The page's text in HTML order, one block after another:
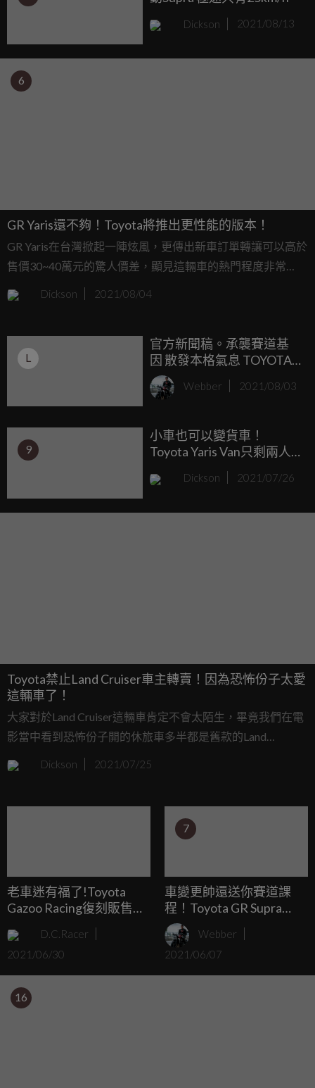
Dickson 2021/08/13
6
GR Yaris還不夠！Toyota將推出更性能的版本！
GR Yaris在台灣掀起一陣炫風，更傳出新車訂單轉讓可以高於
售價30~40萬元的驚人價差，顯見這輛車的熱門程度非常
高，但Toyota並不滿足於現狀，GR Yaris並不是這輛車最性能
化的版本，近日外媒在Nurburgring紐伯林賽道上捕捉到另一
更強大版本，很可能會命名為GR Yaris Extreme或者是Yaris
GRMN。
Dickson 2021/08/04
L
官方新聞稿。承襲賽道基
因 散發本格氣息 TOYOTA
GR YARIS 剽悍登場
Webber 2021/08/03
9
小車也可以變貨車！
Toyota Yaris Van只剩兩人
Dickson 2021/07/26
Toyota禁止Land Cruiser車主轉賣！因為恐怖份子太愛
這輛車了！
大家對於Land Cruiser這輛車肯定不會太陌生，畢竟我們在電
影當中看到恐怖份子開的休旅車多半都是舊款的Land
Cruiser，在真實世界當中也是真的如此，恐怖份子太愛這輛
車，愛到Toyota現在進行改款之後宣布車主購買的時候要簽
Dickson 2021/07/25
老車迷有福了!Toyota
Gazoo Racing復刻販售老
D.C.Racer
2021/06/30
7
車變更帥還送你賽道課
程！Toyota GR Supra
A91-CF北美600台限定
Webber
2021/06/07
16